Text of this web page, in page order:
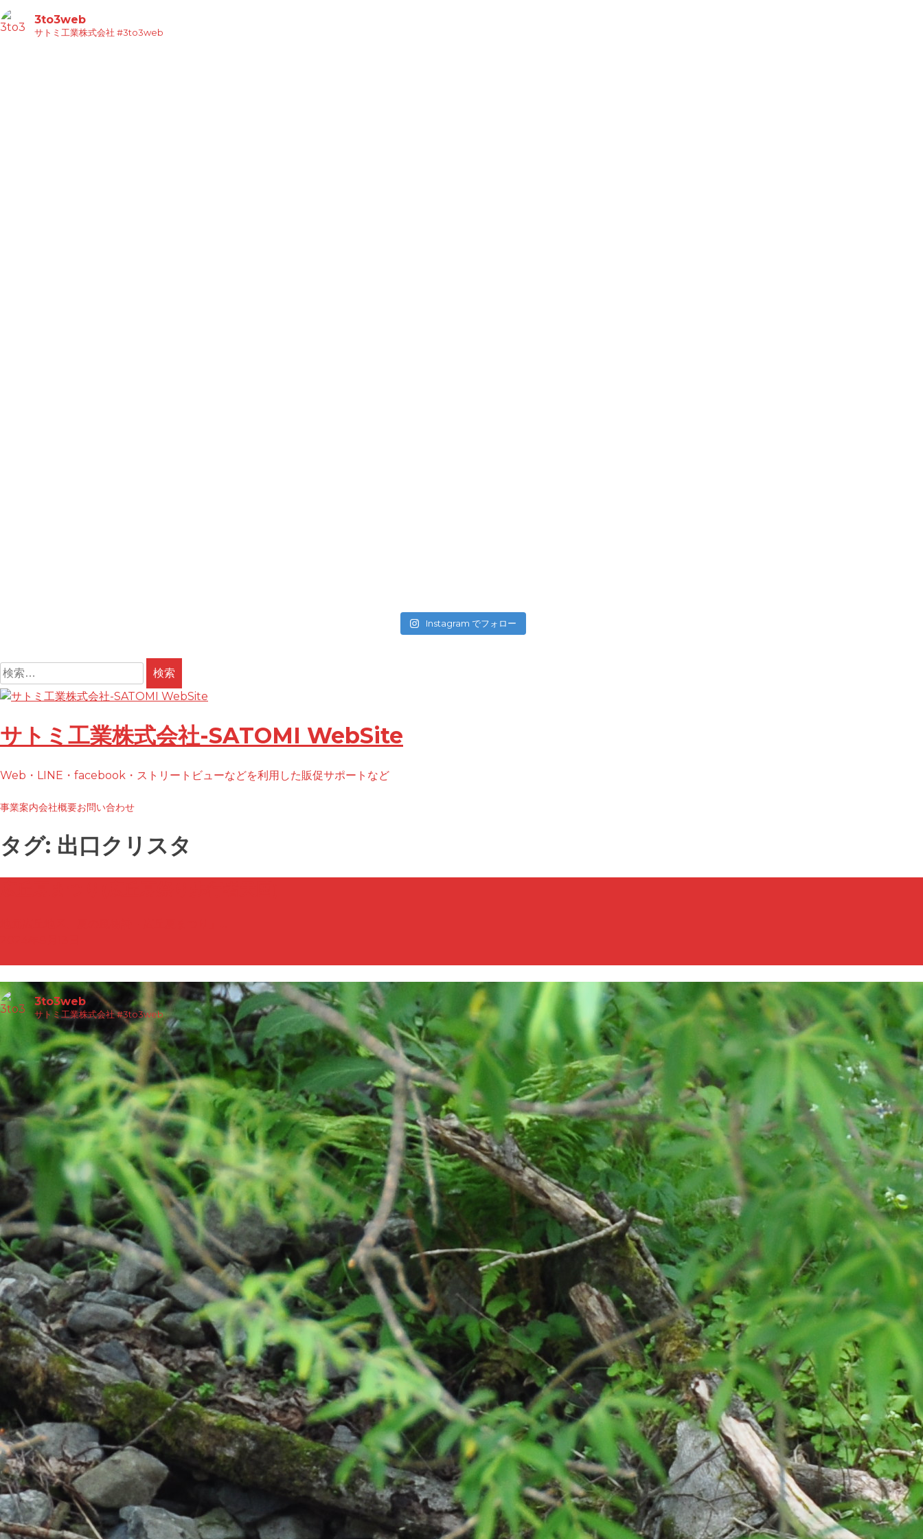
3to3web
サトミ工業株式会社 #3to3web
Instagram でフォロー
検
索:
コ
テ
ン
へ
キ
プ
サトミ工業株式会社-SATOMI WebSite
Web・LINE・facebook・ストリートビューなどを利用した販促サポートなど
事業案内会社概要お問い合わせ
タグ: 出口クリスタ
3to3web
サトミ工業株式会社#3to3web